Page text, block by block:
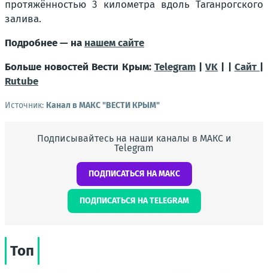
протяжённостью 3 километра вдоль Таганрогского
залива.
Подробнее — на нашем сайте
Больше новостей Вести Крым: Telegram|VK Сайт
Rutube
Источник: Канал в МАКС "ВЕСТИ КРЫМ"
Подписывайтесь на наши каналы в МАКС и
Telegram
ПОДПИСАТЬСЯ НА МАКС
ПОДПИСАТЬСЯ НА TELEGRAM
Топ